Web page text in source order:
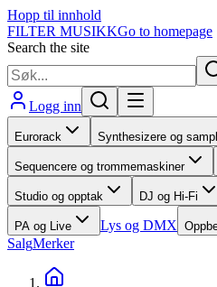
Hopp til innhold
FILTER MUSIKKGo to homepage
Search the site
Logg inn
Eurorack Synthesizere og
Sequencere og trommemaskiner
Studio og opptak DJ og Hi-Fi
PA og Live Lys og DMX
SalgMerker